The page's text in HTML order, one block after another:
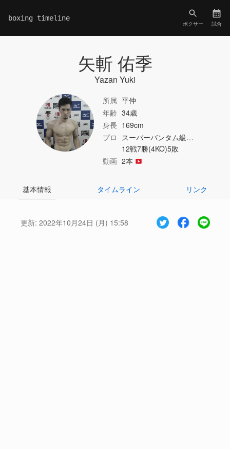
boxing timeline
ボクサー 試合
矢斬 佑季
Yazan Yuki
所属 平仲
年齢 34歳
身長 169cm
プロ スーパーバンタム級…
12戦7勝(4KO)5敗
動画 2本
基本情報 タイムライン リンク
更新: 2022年10月24日 (月) 15:58